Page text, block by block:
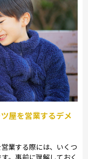
屋を営業するデメ
業する際には、いくつ
。事前に理解しておく